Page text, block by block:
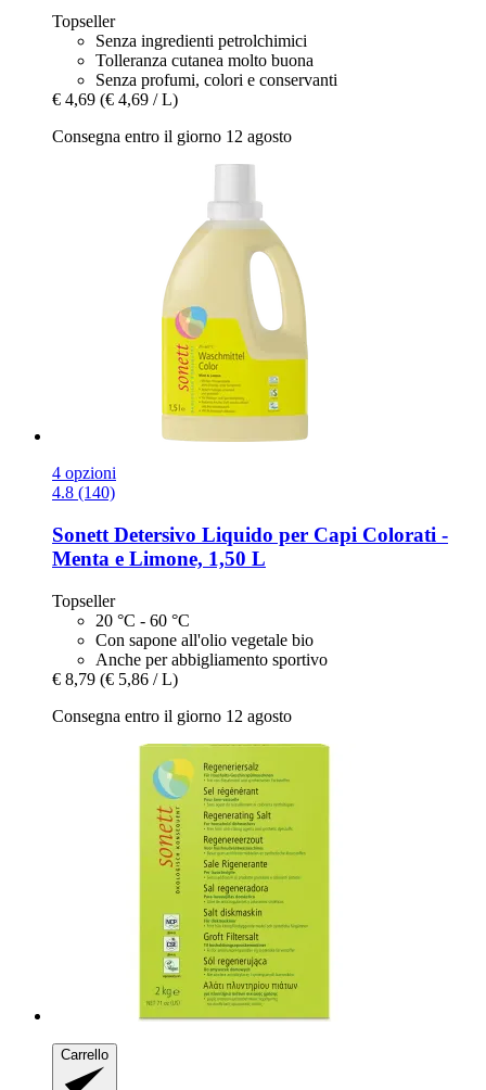
Topseller
Senza ingredienti petrolchimici
Tolleranza cutanea molto buona
Senza profumi, colori e conservanti
€ 4,69 (€ 4,69 / L)
Consegna entro il giorno 12 agosto
4 opzioni
4.8 (140)
Sonett Detersivo Liquido per Capi Colorati -​
Menta e Limone, 1,50 L
Topseller
20 °C - 60 °C
Con sapone all'olio vegetale bio
Anche per abbigliamento sportivo
€ 8,79 (€ 5,86 / L)
Consegna entro il giorno 12 agosto
Carrello